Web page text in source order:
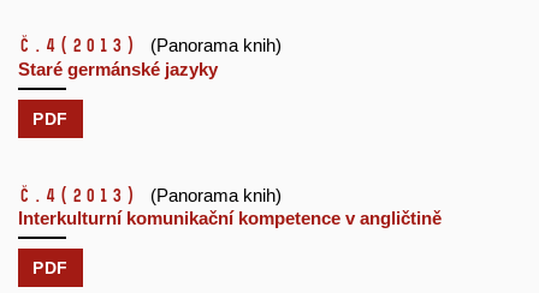
č.4 (2013)
(Panorama knih)
Staré germánské jazyky
PDF
č.4 (2013)
(Panorama knih)
Interkulturní komunikační kompetence v angličtině
PDF